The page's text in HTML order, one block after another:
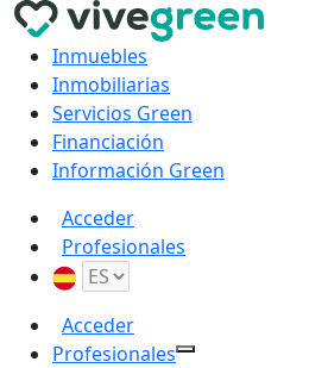
Inmuebles
Inmobiliarias
Servicios Green
Financiación
Información Green
Acceder
Profesionales
Acceder
Profesionales